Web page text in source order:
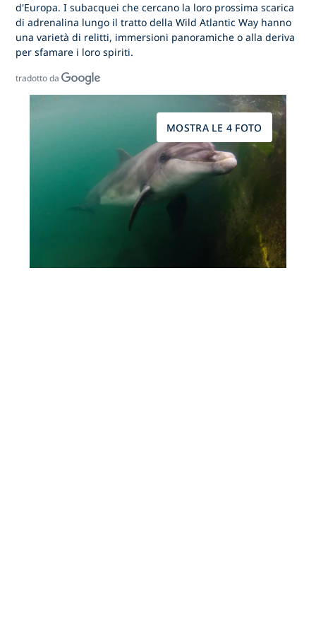
d'Europa. I subacquei che cercano la loro prossima scarica
di adrenalina lungo il tratto della Wild Atlantic Way hanno
una varietà di relitti, immersioni panoramiche o alla deriva
per sfamare i loro spiriti.
tradotto da
MOSTRA LE 4 FOTO